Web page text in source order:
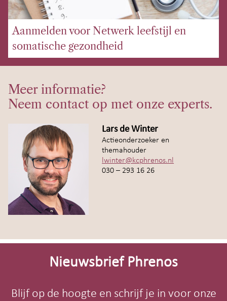
Aanmelden voor Netwerk leefstijl en
somatische gezondheid
Meer informatie?
Neem contact op met onze experts.
Lars de Winter
Actieonderzoeker en
themahouder
lwinter@kcphrenos.nl
030 – 293 16 26
Site-
Nieuwsbrief Phrenos
Blijf op de hoogte en schrijf je in voor onze